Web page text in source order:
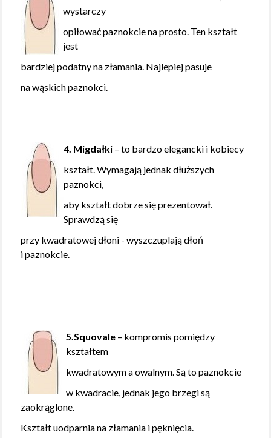
wystarczy
opiłować paznokcie na prosto. Ten kształt
jest
bardziej podatny na złamania. Najlepiej pasuje
na wąskich paznokci.
4. Migdałki – to bardzo elegancki i kobiecy
kształt. Wymagają jednak dłuższych
paznokci,
aby kształt dobrze się prezentował.
Sprawdzą się
przy kwadratowej dłoni - wyszczuplają dłoń
i paznokcie.
5.Squovale – kompromis pomiędzy
kształtem
kwadratowym a owalnym. Są to paznokcie
w kwadracie, jednak jego brzegi są
zaokrąglone.
Kształt uodparnia na złamania i pęknięcia.